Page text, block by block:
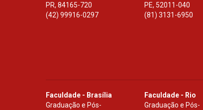
PR, 84165-720
(42) 99916-0297
PE, 52011-040
(81) 3131-6950
Faculdade - Brasília
Graduação e Pós-
Faculdade - Rio
Graduação e Pós-